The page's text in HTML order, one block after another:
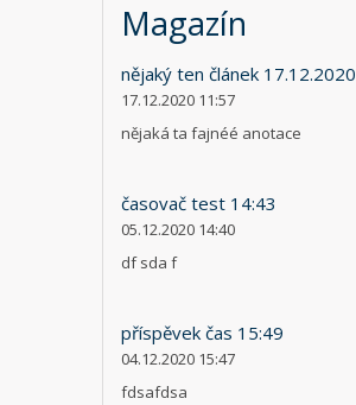
Magazín
nějaký ten článek 17.12.2020
17.12.2020 11:57
nějaká ta fajnéé anotace
časovač test 14:43
05.12.2020 14:40
df sda f
příspěvek čas 15:49
04.12.2020 15:47
fdsafdsa